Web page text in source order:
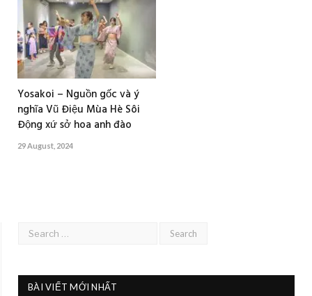
Yosakoi – Nguồn gốc và ý
nghĩa Vũ Điệu Mùa Hè Sôi
Động xứ sở hoa anh đào
29 August, 2024
BÀI VIẾT MỚI NHẤT